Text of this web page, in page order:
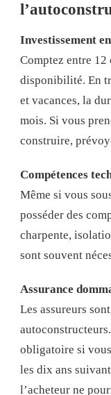
Investissement
Comptez entre
disponibilité. En
et vacances, la
mois. Si vous
construire,
Compétences
Même si vous
posséder des
charpente,
sont souvent
Assurance
Les assureurs
obligatoire si
les dix ans
l’acheteur ne